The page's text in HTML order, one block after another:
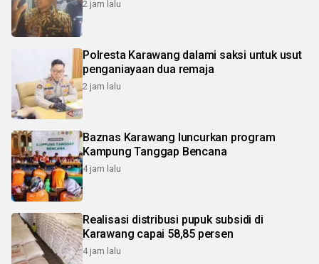
2 jam lalu
Polresta Karawang dalami saksi untuk usut
penganiayaan dua remaja
2 jam lalu
Baznas Karawang luncurkan program
Kampung Tanggap Bencana
4 jam lalu
Realisasi distribusi pupuk subsidi di
Karawang capai 58,85 persen
4 jam lalu